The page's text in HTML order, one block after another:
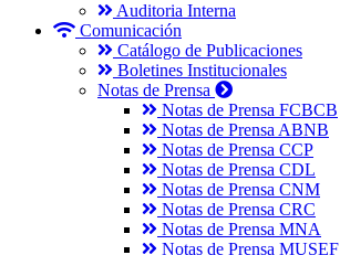
Auditoria Interna
Comunicación
Catálogo de Publicaciones
Boletines Institucionales
Notas de Prensa
Notas de Prensa FCBCB
Notas de Prensa ABNB
Notas de Prensa CCP
Notas de Prensa CDL
Notas de Prensa CNM
Notas de Prensa CRC
Notas de Prensa MNA
Notas de Prensa MUSEF